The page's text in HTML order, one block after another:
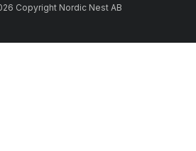
Copyright Nordic Nest AB